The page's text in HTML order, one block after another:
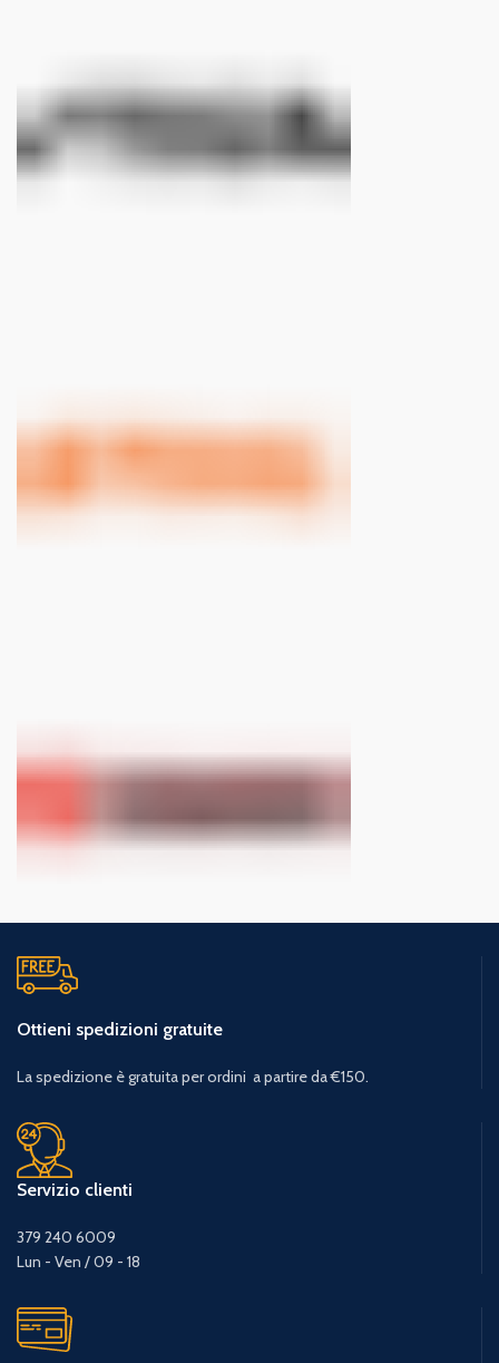
Ottieni spedizioni gratuite
La spedizione è gratuita per ordini a partire da €150.
Servizio clienti
379 240 6009
Lun - Ven / 09 - 18